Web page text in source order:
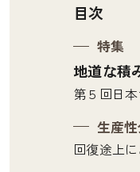
目次
特集
地道な積
第５回日
生産
回復途上